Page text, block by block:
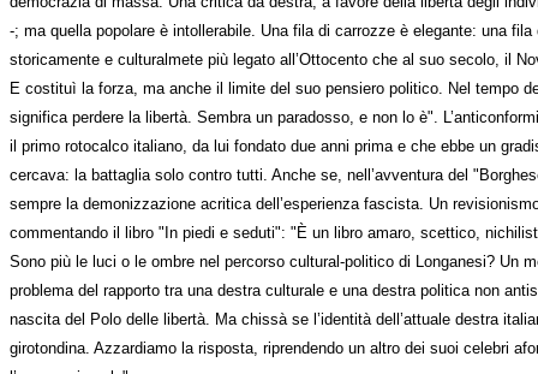
-; ma quella popolare è intollerabile. Una fila di carrozze è elegante: una
storicamente e culturalmete più legato all’Ottocento che al suo secolo, il
E costituì la forza, ma anche il limite del suo pensiero politico. Nel tempo
significa perdere la libertà. Sembra un paradosso, e non lo è".
il primo rotocalco italiano, da lui fondato due anni prima e che ebbe un
cercava: la battaglia solo contro tutti. Anche se, nell’avventura del
sempre la demonizzazione acritica dell’esperienza fascista. Un
commentando il libro "In piedi e seduti": "È un libro amaro, scettico,
Sono più le luci o le ombre nel percorso cultural-politico di Longanesi? Un
problema del rapporto tra una destra culturale e una destra politica non
nascita del Polo delle libertà. Ma chissà se l’identità dell’attuale destra
girotondina. Azzardiamo la risposta, riprendendo un altro dei suoi celebri